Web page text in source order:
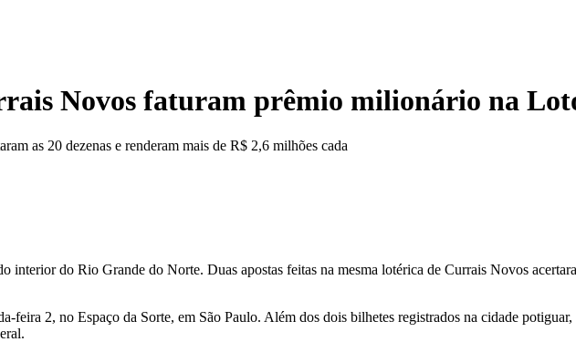
Novos faturam prêmio milionário na
as 20 dezenas e renderam mais de R$ 2,6 milhões cada
interior do Rio Grande do Norte. Duas apostas feitas na mesma lotérica de Currais Novos
feira 2, no Espaço da Sorte, em São Paulo. Além dos dois bilhetes registrados na cidade